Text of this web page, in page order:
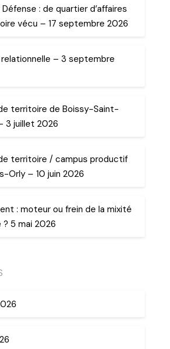
Défense : de quartier d’affaires
vécu – 17 septembre 2026
relationnelle – 3 septembre
territoire de Boissy-Saint-
3 juillet 2026
territoire / campus productif
Orly – 10 juin 2026
: moteur ou frein de la mixité
? 5 mai 2026